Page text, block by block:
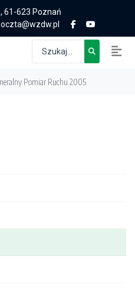
61-623 Poznań
Pomiar Ruchu 2005